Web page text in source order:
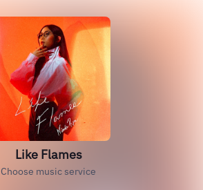
Like Flames
Choose music service